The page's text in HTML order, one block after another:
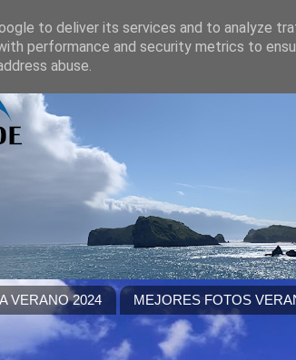
VERANO 2024 MEJORES FOTOS
to deliver its services and to analyze
performance and security metrics to
abuse.